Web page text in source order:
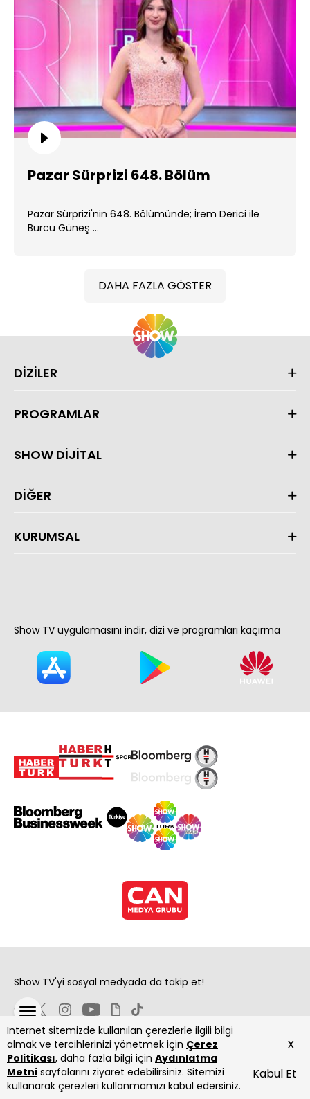
Pazar Sürprizi 648. Bölüm
Pazar Sürprizi'nin 648. Bölümünde; İrem Derici ile
Burcu Güneş ...
DAHA FAZLA GÖSTER
İnternet sitemizde kullanılan çerezlerle ilgili bilgi
almak ve tercihlerinizi yönetmek için Çerez
Politikası, daha fazla bilgi için Aydınlatma
Metni sayfalarını ziyaret edebilirsiniz. Sitemizi
kullanarak çerezleri kullanmamızı kabul edersiniz.
Kabul Et
x
DİZİLER
PROGRAMLAR
SHOW DİJİTAL
DİĞER
KURUMSAL
Show TV uygulamasını indir, dizi ve programları kaçırma
Show TV'yi sosyal medyada da takip et!
Copyright 2026 Show Televizyon Yayıncılık A.Ş.